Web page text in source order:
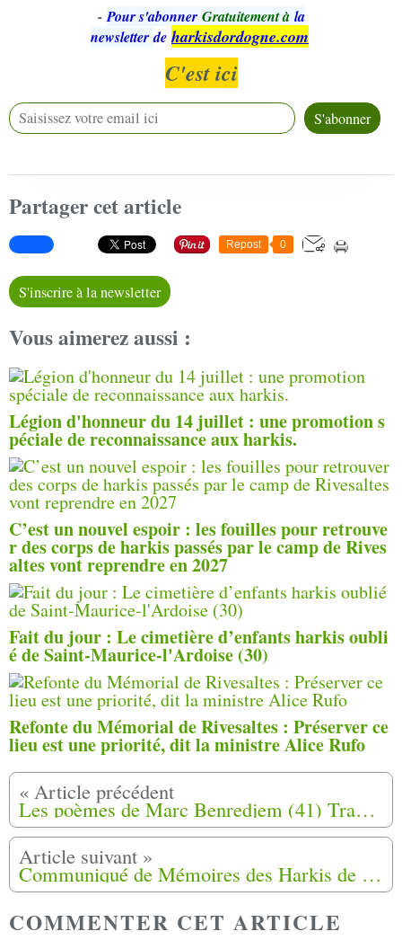
- Pour s'abonner Gratuitement à la
newsletter de harkisdordogne.com
C'est ici
Partager cet article
Repost 0
S'inscrire à la newsletter
Vous aimerez aussi :
Légion d'honneur du 14 juillet : une promotion s
péciale de reconnaissance aux harkis.
C’est un nouvel espoir : les fouilles pour retrouve
r des corps de harkis passés par le camp de Rives
altes vont reprendre en 2027
Fait du jour : Le cimetière d’enfants harkis oubli
é de Saint-Maurice-l'Ardoise (30)
Refonte du Mémorial de Rivesaltes : Préserver ce
lieu est une priorité, dit la ministre Alice Rufo
Les poèmes de Marc Benredjem (41) Trahison d’État
Communiqué de Mémoires des Harkis de Normandie, Louviers (27)
COMMENTER CET ARTICLE